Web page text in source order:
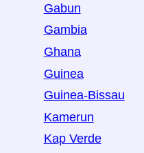
Gabun
Gambia
Ghana
Guinea
Guinea-Bissau
Kamerun
Kap Verde